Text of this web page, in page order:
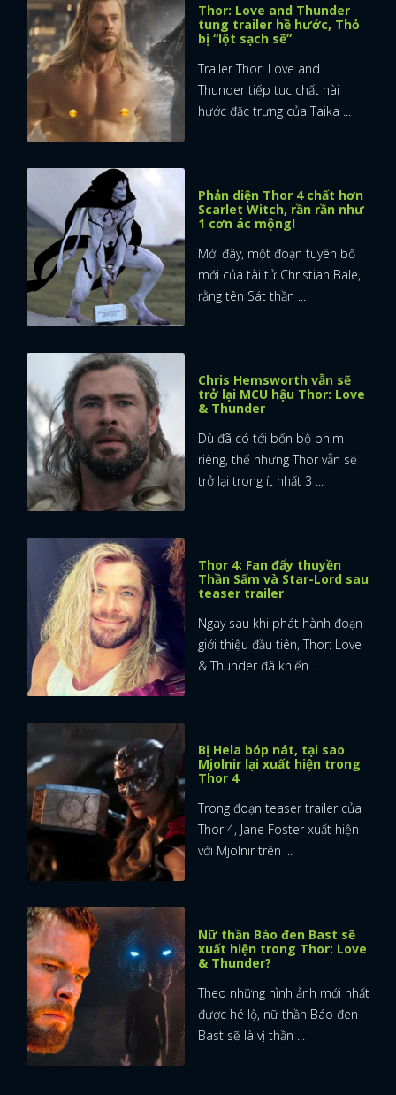
Thor: Love and Thunder
tung trailer hề hước, Thỏ
bị “lột sạch sẽ”
Trailer Thor: Love and
Thunder tiếp tục chất hài
hước đặc trưng của Taika ...
Phản diện Thor 4 chất hơn
Scarlet Witch, rần rần như
1 cơn ác mộng!
Mới đây, một đoạn tuyên bố
mới của tài tử Christian Bale,
rằng tên Sát thần ...
Chris Hemsworth vẫn sẽ
trở lại MCU hậu Thor: Love
& Thunder
Dù đã có tới bốn bộ phim
riêng, thế nhưng Thor vẫn sẽ
trở lại trong ít nhất 3 ...
Thor 4: Fan đẩy thuyền
Thần Sấm và Star-Lord sau
teaser trailer
Ngay sau khi phát hành đoạn
giới thiệu đầu tiên, Thor: Love
& Thunder đã khiến ...
Bị Hela bóp nát, tại sao
Mjolnir lại xuất hiện trong
Thor 4
Trong đoạn teaser trailer của
Thor 4, Jane Foster xuất hiện
với Mjolnir trên ...
Nữ thần Báo đen Bast sẽ
xuất hiện trong Thor: Love
& Thunder?
Theo những hình ảnh mới nhất
được hé lộ, nữ thần Báo đen
Bast sẽ là vị thần ...